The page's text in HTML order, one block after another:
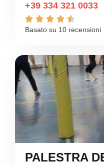
+39 334 321 0033
    
Basato su 10 recensioni
PALESTRA